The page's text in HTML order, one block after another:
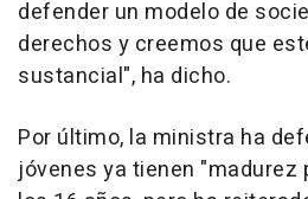
defender un modelo de
derechos y creemos que
sustancial", ha dicho.
Por último, la ministra ha
jóvenes ya tienen "madurez